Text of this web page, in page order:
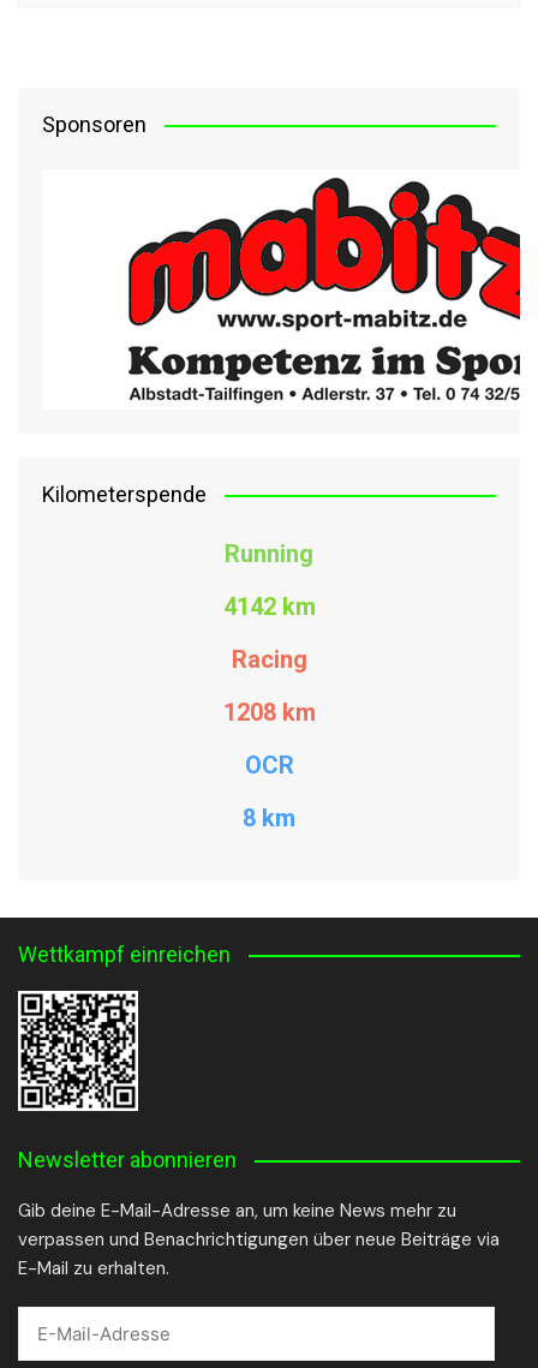
Sponsoren
Kilometerspende
Running
4142 km
Racing
1208 km
OCR
8 km
Wettkampf einreichen
Newsletter abonnieren
Gib deine E-Mail-Adresse an, um keine News mehr zu
verpassen und Benachrichtigungen über neue Beiträge via
E-Mail zu erhalten.